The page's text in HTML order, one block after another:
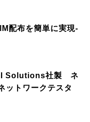
配布を簡単に実現-
Solutions社製 ネ
ットワークテスタ